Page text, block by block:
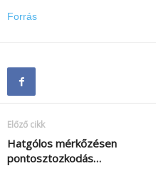
Forrás
Előző cikk
Hatgólos mérkőzésen
pontosztozkodás…